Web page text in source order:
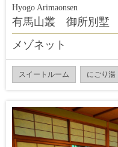
Hyogo Arimaonsen
有馬山叢 御所別墅
メゾネット
スイートルーム にごり湯